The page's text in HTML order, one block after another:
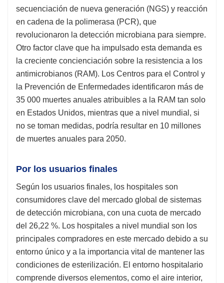
secuenciación de nueva generación (NGS) y reacción
en cadena de la polimerasa (PCR), que
revolucionaron la detección microbiana para siempre.
Otro factor clave que ha impulsado esta demanda es
la creciente concienciación sobre la resistencia a los
antimicrobianos (RAM). Los Centros para el Control y
la Prevención de Enfermedades identificaron más de
35 000 muertes anuales atribuibles a la RAM tan solo
en Estados Unidos, mientras que a nivel mundial, si
no se toman medidas, podría resultar en 10 millones
de muertes anuales para 2050.
Por los usuarios finales
Según los usuarios finales, los hospitales son
consumidores clave del mercado global de sistemas
de detección microbiana, con una cuota de mercado
del 26,22 %. Los hospitales a nivel mundial son los
principales compradores en este mercado debido a su
entorno único y a la importancia vital de mantener las
condiciones de esterilización. El entorno hospitalario
comprende diversos elementos, como el aire interior,